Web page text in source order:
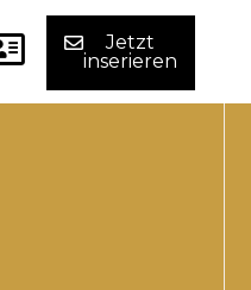
Jetzt
inserieren